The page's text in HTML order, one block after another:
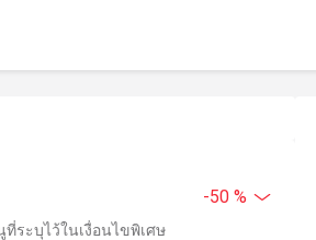
-50 %
ระบุไว้ในเงื่อนไขพิเศษ